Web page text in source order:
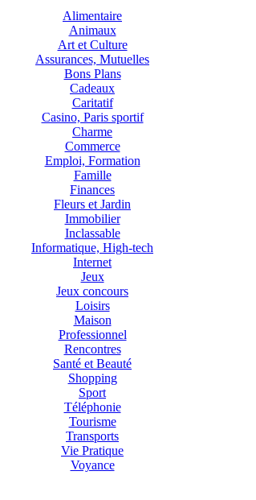
Alimentaire
Animaux
Art et Culture
Assurances, Mutuelles
Bons Plans
Cadeaux
Caritatif
Casino, Paris sportif
Charme
Commerce
Emploi, Formation
Famille
Finances
Fleurs et Jardin
Immobilier
Inclassable
Informatique, High-tech
Internet
Jeux
Jeux concours
Loisirs
Maison
Professionnel
Rencontres
Santé et Beauté
Shopping
Sport
Téléphonie
Tourisme
Transports
Vie Pratique
Voyance